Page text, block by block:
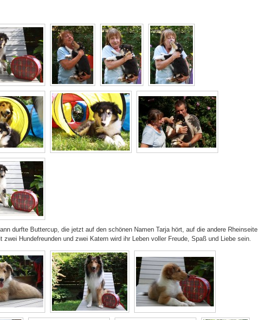
durfte Buttercup, die jetzt auf den schönen Namen Tarja hört, auf die andere Rheinseite
zwei Hundefreunden und zwei Katern wird ihr Leben voller Freude, Spaß und Liebe sein.